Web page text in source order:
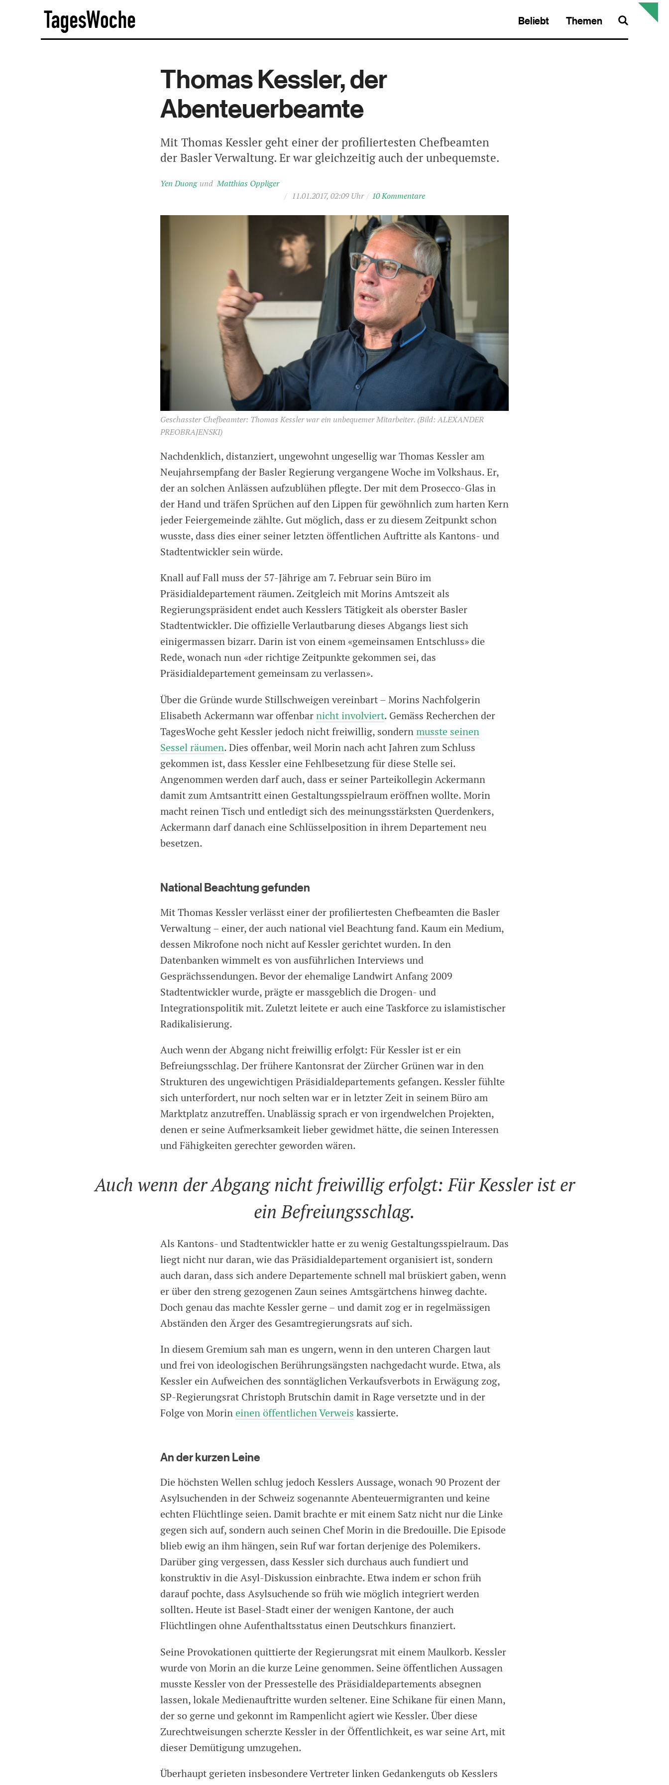
Beliebt Themen
Thomas Kessler, der
Abenteuerbeamte
Mit Thomas Kessler geht einer der profiliertesten Chefbeamten
der Basler Verwaltung. Er war gleichzeitig auch der unbequemste.
Yen Duong
Matthias Oppliger
/ 11.01.2017, 02:09 Uhr / 10 Kommentare
Geschasster Chefbeamter: Thomas Kessler war ein unbequemer Mitarbeiter. (Bild: ALEXANDER
PREOBRAJENSKI)
Nachdenklich, distanziert, ungewohnt ungesellig war Thomas Kessler am
Neujahrsempfang der Basler Regierung vergangene Woche im Volkshaus. Er,
der an solchen Anlässen aufzublühen pflegte. Der mit dem Prosecco-Glas in
der Hand und träfen Sprüchen auf den Lippen für gewöhnlich zum harten Kern
jeder Feiergemeinde zählte. Gut möglich, dass er zu diesem Zeitpunkt schon
wusste, dass dies einer seiner letzten öffentlichen Auftritte als Kantons- und
Stadtentwickler sein würde.
Knall auf Fall muss der 57-Jährige am 7. Februar sein Büro im
Präsidialdepartement räumen. Zeitgleich mit Morins Amtszeit als
Regierungspräsident endet auch Kesslers Tätigkeit als oberster Basler
Stadtentwickler. Die offizielle Verlautbarung dieses Abgangs liest sich
einigermassen bizarr. Darin ist von einem «gemeinsamen Entschluss» die
Rede, wonach nun «der richtige Zeitpunkte gekommen sei, das
Präsidialdepartement gemeinsam zu verlassen».
Über die Gründe wurde Stillschweigen vereinbart – Morins Nachfolgerin
Elisabeth Ackermann war offenbarnicht involviert. Gemäss Recherchen der
TagesWoche geht Kessler jedoch nicht freiwillig, sondernmusste seinen
Sessel räumen. Dies offenbar, weil Morin nach acht Jahren zum Schluss
gekommen ist, dass Kessler eine Fehlbesetzung für diese Stelle sei.
Angenommen werden darf auch, dass er seiner Parteikollegin Ackermann
damit zum Amtsantritt einen Gestaltungsspielraum eröffnen wollte. Morin
macht reinen Tisch und entledigt sich des meinungsstärksten Querdenkers,
Ackermann darf danach eine Schlüsselposition in ihrem Departement neu
besetzen.
National Beachtung gefunden
Mit Thomas Kessler verlässt einer der profiliertesten Chefbeamten die Basler
Verwaltung – einer, der auch national viel Beachtung fand. Kaum ein Medium,
dessen Mikrofone noch nicht auf Kessler gerichtet wurden. In den
Datenbanken wimmelt es von ausführlichen Interviews und
Gesprächssendungen. Bevor der ehemalige Landwirt Anfang 2009
Stadtentwickler wurde, prägte er massgeblich die Drogen- und
Integrationspolitik mit. Zuletzt leitete er auch eine Taskforce zu islamistischer
Radikalisierung.
Auch wenn der Abgang nicht freiwillig erfolgt: Für Kessler ist er ein
Befreiungsschlag. Der frühere Kantonsrat der Zürcher Grünen war in den
Strukturen des ungewichtigen Präsidialdepartements gefangen. Kessler fühlte
sich unterfordert, nur noch selten war er in letzter Zeit in seinem Büro am
Marktplatz anzutreffen. Unablässig sprach er von irgendwelchen Projekten,
denen er seine Aufmerksamkeit lieber gewidmet hätte, die seinen Interessen
und Fähigkeiten gerechter geworden wären.
Auch wenn der Abgang nicht freiwillig erfolgt: Für Kessler ist er
ein Befreiungsschlag.
Als Kantons- und Stadtentwickler hatte er zu wenig Gestaltungsspielraum. Das
liegt nicht nur daran, wie das Präsidialdepartement organisiert ist, sondern
auch daran, dass sich andere Departemente schnell mal brüskiert gaben, wenn
er über den streng gezogenen Zaun seines Amtsgärtchens hinweg dachte.
Doch genau das machte Kessler gerne – und damit zog er in regelmässigen
Abständen den Ärger des Gesamtregierungsrats auf sich.
In diesem Gremium sah man es ungern, wenn in den unteren Chargen laut
und frei von ideologischen Berührungsängsten nachgedacht wurde. Etwa, als
Kessler ein Aufweichen des sonntäglichen Verkaufsverbots in Erwägung zog,
SP-Regierungsrat Christoph Brutschin damit in Rage versetzte und in der
Folge von Morineinen öffentlichen Verweis kassierte.
An der kurzen Leine
Die höchsten Wellen schlug jedoch Kesslers Aussage, wonach 90 Prozent der
Asylsuchenden in der Schweiz sogenannte Abenteuermigranten und keine
echten Flüchtlinge seien. Damit brachte er mit einem Satz nicht nur die Linke
gegen sich auf, sondern auch seinen Chef Morin in die Bredouille. Die Episode
blieb ewig an ihm hängen, sein Ruf war fortan derjenige des Polemikers.
Darüber ging vergessen, dass Kessler sich durchaus auch fundiert und
konstruktiv in die Asyl-Diskussion einbrachte. Etwa indem er schon früh
darauf pochte, dass Asylsuchende so früh wie möglich integriert werden
sollten. Heute ist Basel-Stadt einer der wenigen Kantone, der auch
Flüchtlingen ohne Aufenthaltsstatus einen Deutschkurs finanziert.
Seine Provokationen quittierte der Regierungsrat mit einem Maulkorb. Kessler
wurde von Morin an die kurze Leine genommen. Seine öffentlichen Aussagen
musste Kessler von der Pressestelle des Präsidialdepartements absegnen
lassen, lokale Medienauftritte wurden seltener. Eine Schikane für einen Mann,
der so gerne und gekonnt im Rampenlicht agiert wie Kessler. Über diese
Zurechtweisungen scherzte Kessler in der Öffentlichkeit, es war seine Art, mit
dieser Demütigung umzugehen.
Überhaupt gerieten insbesondere Vertreter linken Gedankenguts ob Kesslers